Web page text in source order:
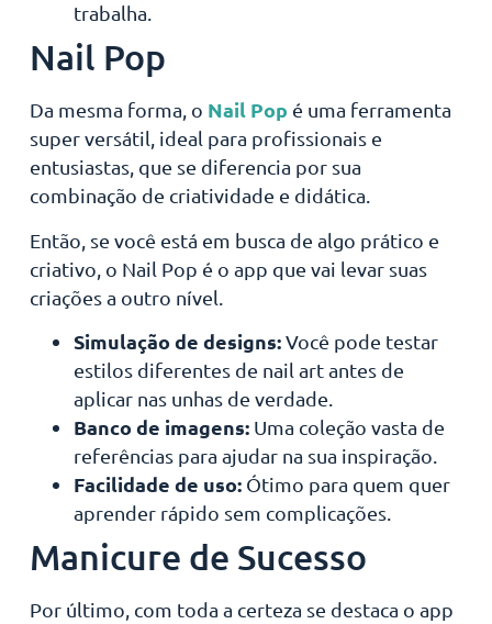
trabalha.
Nail Pop
Da mesma forma, o Nail Pop é uma ferramenta
super versátil, ideal para profissionais e
entusiastas, que se diferencia por sua
combinação de criatividade e didática.
Então, se você está em busca de algo prático e
criativo, o Nail Pop é o app que vai levar suas
criações a outro nível.
Simulação de designs:Você pode testar
estilos diferentes de nail art antes de
aplicar nas unhas de verdade.
Banco de imagens:Uma coleção vasta de
referências para ajudar na sua inspiração.
Facilidade de uso:Ótimo para quem quer
aprender rápido sem complicações.
Manicure de Sucesso
Por último, com toda a certeza se destaca o app